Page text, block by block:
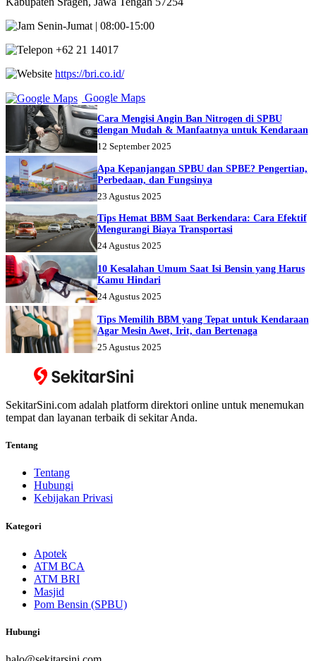
Senin-Jumat | 08:00-15:00
+62 21 14017
https://bri.co.id/
Google Maps
Cara Mengisi Angin Ban Nitrogen di SPBU
dengan Mudah & Manfaatnya untuk Kendaraan
12 September 2025
Apa Kepanjangan SPBU dan SPBE? Pengertian,
Perbedaan, dan Fungsinya
23 Agustus 2025
Tips Hemat BBM Saat Berkendara: Cara Efektif
Mengurangi Biaya Transportasi
24 Agustus 2025
10 Kesalahan Umum Saat Isi Bensin yang Harus
Kamu Hindari
24 Agustus 2025
Tips Memilih BBM yang Tepat untuk Kendaraan
Agar Mesin Awet, Irit, dan Bertenaga
25 Agustus 2025
SekitarSini.com adalah platform direktori online untuk menemukan
tempat dan layanan terbaik di sekitar Anda.
Tentang
Tentang
Hubungi
Kebijakan Privasi
Kategori
Apotek
ATM BCA
ATM BRI
Masjid
Pom Bensin (SPBU)
Hubungi